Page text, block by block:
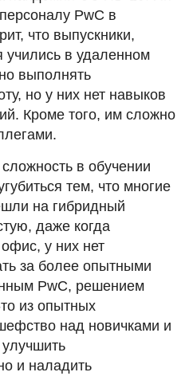
PwC в
что выпускники,
учились в удаленном
выполнять
но у них нет навыков
Кроме того, им сложно
в обучении
тем, что многие
на гибридный
даже когда
у них нет
за более опытными
PwC, решением
из опытных
над новичками и
и наладить